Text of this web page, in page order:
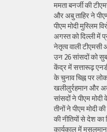
ममता बनर्जी की
और अबु ताहिर ने
पीएम मोदी मुस्लिम
अगस्त को दिल्ली में
नेतृत्व वाली
उन 26 सांसदों को
केंद्र में सत्तारूढ़
के चुनाव चिह्न पर
खलीलुर्रहमान और
सांसदों ने पीएम
तीनों ने पीएम मोदी
की नीतियों से देश का
कार्यकाल में